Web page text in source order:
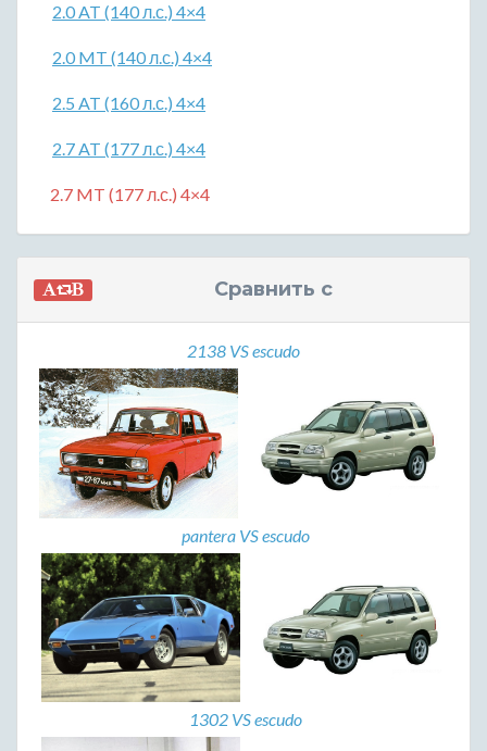
2.0 AT (140 л.с.) 4×4
2.0 MT (140 л.с.) 4×4
2.5 AT (160 л.с.) 4×4
2.7 AT (177 л.с.) 4×4
2.7 MT (177 л.с.) 4×4
Сравнить с
2138 VS escudo
pantera VS escudo
1302 VS escudo